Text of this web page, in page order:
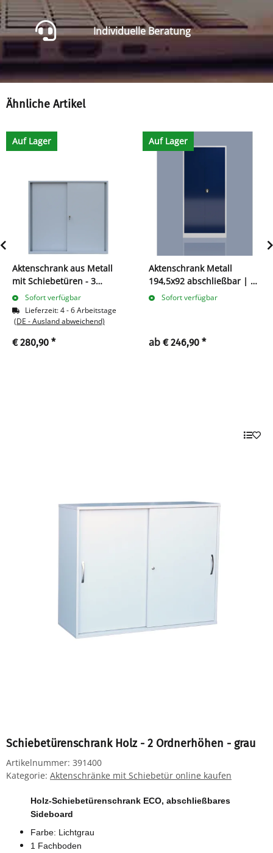
Individuelle Beratung
Ähnliche Artikel
Auf Lager
Aktenschrank aus Metall
mit Schiebetüren - 3
Ordnerhöhen
Sofort verfügbar
Lieferzeit:4 - 6 Arbeitstage
(DE - Ausland abweichend)
€ 280,90 *
Auf Lager
Aktenschrank Metall
194,5x92 abschließbar | 5
Ordnerhöhen
Sofort verfügbar
ab € 246,90 *
Schiebetürenschrank Holz - 2 Ordnerhöhen - grau
Artikelnummer: 391400
Kategorie: Aktenschränke mit Schiebetür online kaufen
Holz-Schiebetürenschrank ECO, abschließbares
Sideboard
Farbe: Lichtgrau
1 Fachboden